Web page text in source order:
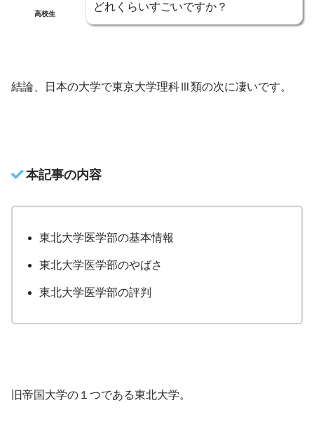
高校生
どれくらいすごいですか？
結論、日本の大学で東京大学理科Ⅲ類の次に凄いです。
本記事の内容
東北大学医学部の基本情報
東北大学医学部のやばさ
東北大学医学部の評判
旧帝国大学の１つである東北大学。